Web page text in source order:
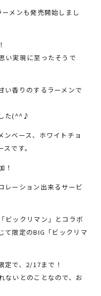
メンも発売開始しまし
い実現に至ったそうで
い香りのするラーメンで
た(^^♪
ンベース、ホワイトチョ
です。
！
レーション出来るサービ
ビックリマン」とコラボ
て限定のBIG「ビックリマ
定で、2/17まで！
ないとのことなので、お